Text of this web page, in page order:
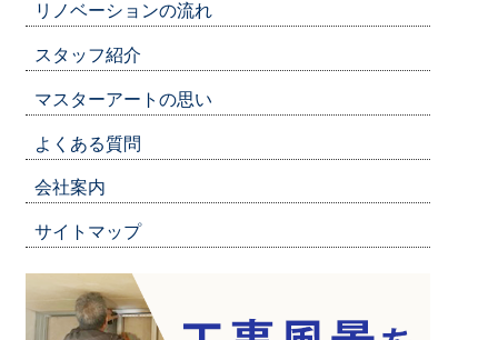
リノベーションの流れ
スタッフ紹介
マスターアートの思い
よくある質問
会社案内
サイトマップ